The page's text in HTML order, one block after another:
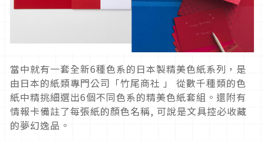
當中就有一套全新6種色系的日本製精美色紙系列，是
由日本的紙類專門公司「竹尾商社 」 從數千種類的色
紙中精挑細選出6個不同色系的精美色紙套組。還附有
情報卡備註了每張紙的顏色名稱, 可說是文具控必收藏
的夢幻逸品。